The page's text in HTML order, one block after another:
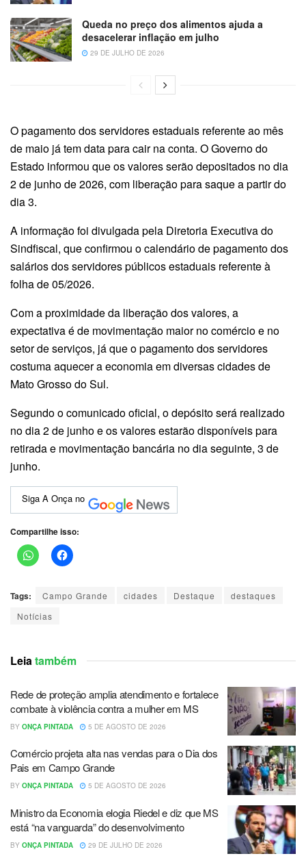
Queda no preço dos alimentos ajuda a
desacelerar inflação em julho
29 DE JULHO DE 2026
O pagamento dos servidores estaduais referente ao mês
de maio já tem data para cair na conta. O Governo do
Estado informou que os valores serão depositados no dia
2 de junho de 2026, com liberação para saque a partir do
dia 3.
A informação foi divulgada pela Diretoria Executiva do
Sindfiscal, que confirmou o calendário de pagamento dos
salários dos servidores públicos estaduais referente à
folha de 05/2026.
Com a proximidade da liberação dos valores, a
expectativa é de movimentação maior no comércio e no
setor de serviços, já que o pagamento dos servidores
costuma aquecer a economia em diversas cidades de
Mato Grosso do Sul.
Segundo o comunicado oficial, o depósito será realizado
no dia 2 de junho e os valores estarão disponíveis para
retirada e movimentação bancária no dia seguinte, 3 de
junho.
Siga A Onça no
Compartilhe isso:
Tags: Campo Grande cidades Destaque
destaques
Notícias
Leiatambém
Rede de proteção amplia atendimento e fortalece
combate à violência contra a mulher em MS
BY ONÇA PINTADA 5 DE AGOSTO DE 2026
Comércio projeta alta nas vendas para o Dia dos
Pais em Campo Grande
BY ONÇA PINTADA 5 DE AGOSTO DE 2026
Ministro da Economia elogia Riedel e diz que MS
está “na vanguarda” do desenvolvimento
BY ONÇA PINTADA 29 DE JULHO DE 2026